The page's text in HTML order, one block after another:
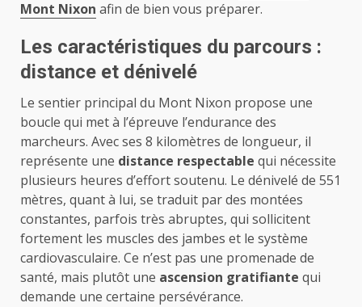
Mont Nixon afin de bien vous préparer.
Les caractéristiques du parcours :
distance et dénivelé
Le sentier principal du Mont Nixon propose une
boucle qui met à l’épreuve l’endurance des
marcheurs. Avec ses 8 kilomètres de longueur, il
représente une distance respectable qui nécessite
plusieurs heures d’effort soutenu. Le dénivelé de 551
mètres, quant à lui, se traduit par des montées
constantes, parfois très abruptes, qui sollicitent
fortement les muscles des jambes et le système
cardiovasculaire. Ce n’est pas une promenade de
santé, mais plutôt une ascension gratifiante qui
demande une certaine persévérance.